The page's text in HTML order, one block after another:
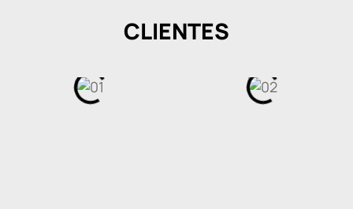
CLIENTES